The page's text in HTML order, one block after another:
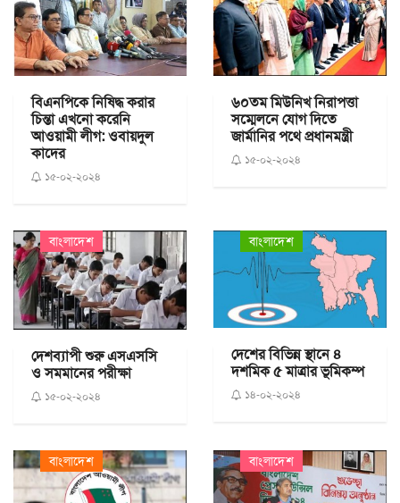
বিএনপিকে নিষিদ্ধ করার
চিন্তা এখনো করেনি
আওয়ামী লীগ: ওবায়দুল
কাদের
১৫-০২-২০২৪
৬০তম মিউনিখ নিরাপত্তা
সম্মেলনে যোগ দিতে
জার্মানির পথে প্রধানমন্ত্রী
১৫-০২-২০২৪
বাংলাদেশ
দেশব্যাপী শুরু এসএসসি
ও সমমানের পরীক্ষা
১৫-০২-২০২৪
বাংলাদেশ
দেশের বিভিন্ন স্থানে ৪
দশমিক ৫ মাত্রার ভূমিকম্প
১৪-০২-২০২৪
বাংলাদেশ বাংলাদেশ